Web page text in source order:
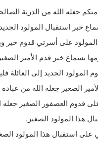
جعله الله من الذرية
خبر استقبال المولود
المولود على أسرتي قدوم خير
بسماع خبر قدم الأمير
المولود الجديد إلى العائلة
الصغير جعله الله من
قدوم العصفور الصغير
هذا المولود الصغير.
على استقبال هذا المولود